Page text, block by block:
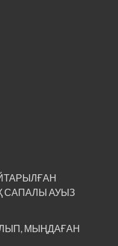
САПАЛЫ АУЫЗ
МЫҢДАҒАН